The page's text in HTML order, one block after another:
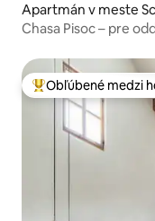
Apartmán v meste
Chasa Pisoc – pre
Najobľúbenejšie
Obľúbené medzi